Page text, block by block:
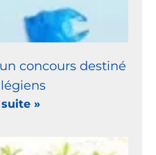
concours destiné
»